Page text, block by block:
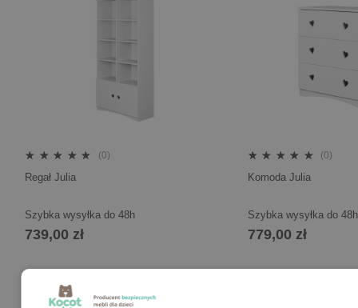
(0)
Regał Julia
Szybka wysyłka do 48h
739,00 zł
(0)
Komoda Julia
Szybka wysyłka do 48h
779,00 zł